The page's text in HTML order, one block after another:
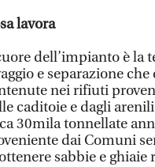
lavora
dell’impianto è la
e separazione
nei rifiuti
caditoie e dagli
30mila tonnellate
dai Comuni
sabbie e